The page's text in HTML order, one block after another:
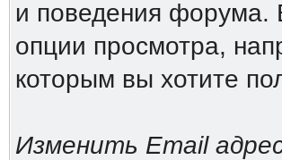
и поведения форума.
опции просмотра,
которым вы хотите
Изменить Email